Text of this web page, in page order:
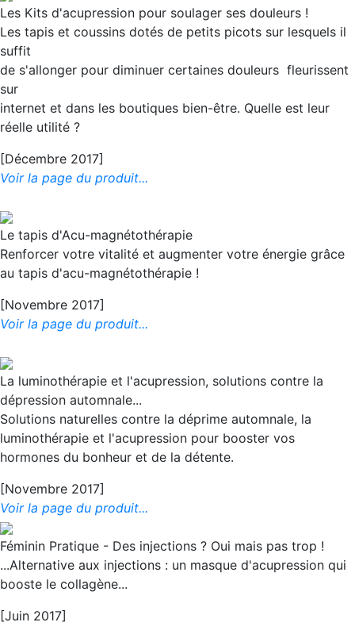
Les Kits d'acupression pour soulager ses douleurs !
Les tapis et coussins dotés de petits picots sur lesquels il
suffit
de s'allonger pour diminuer certaines douleurs fleurissent
sur
internet et dans les boutiques bien-être. Quelle est leur
réelle utilité ?
[Décembre 2017]
Voir la page du produit...
Le tapis d'Acu-magnétothérapie
Renforcer votre vitalité et augmenter votre énergie grâce
au tapis d'acu-magnétothérapie !
[Novembre 2017]
Voir la page du produit...
La luminothérapie et l'acupression, solutions contre la
dépression automnale...
Solutions naturelles contre la déprime automnale, la
luminothérapie et l'acupression pour booster vos
hormones du bonheur et de la détente.
[Novembre 2017]
Voir la page du produit...
Féminin Pratique - Des injections ? Oui mais pas trop !
...Alternative aux injections : un masque d'acupression qui
booste le collagène...
[Juin 2017]